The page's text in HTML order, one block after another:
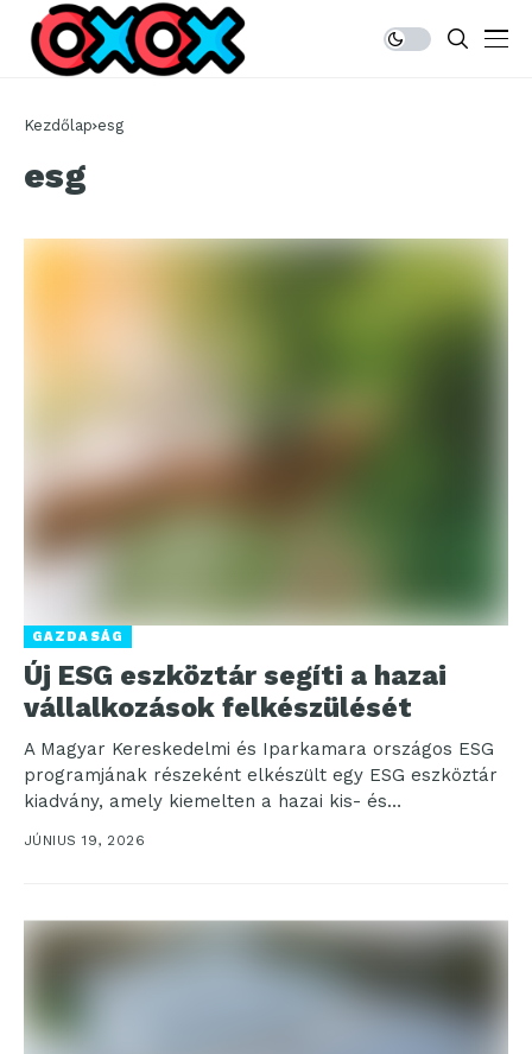
Kezdőlap esg
esg
GAZDASÁG
Új ESG eszköztár segíti a hazai
vállalkozások felkészülését
A Magyar Kereskedelmi és Iparkamara országos ESG
programjának részeként elkészült egy ESG eszköztár
kiadvány, amely kiemelten a hazai kis- és
középvállalkozások igényeire szabott...
JÚNIUS 19, 2026